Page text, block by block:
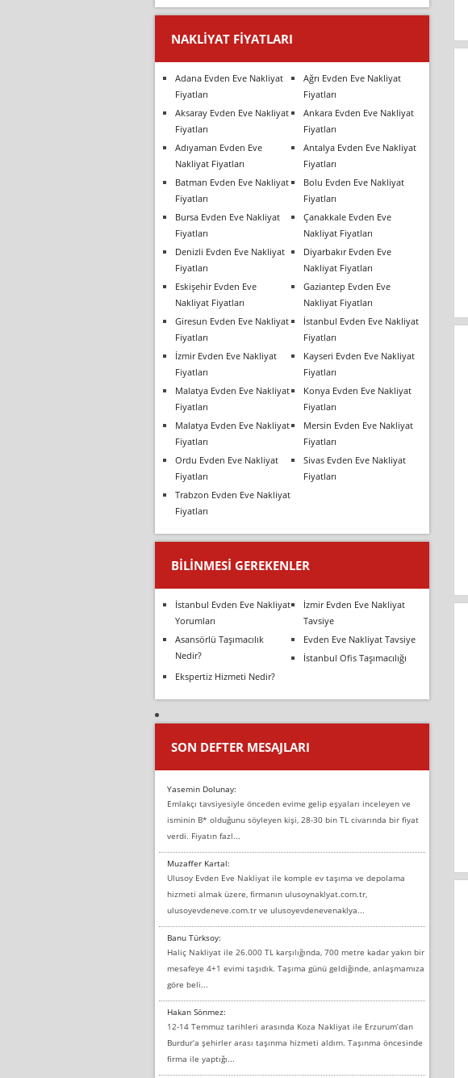
NAKLIYAT FIYATLARI
Adana Evden Eve Nakliyat
Fiyatları
Ağrı Evden Eve Nakliyat
Fiyatları
Aksaray Evden Eve Nakliyat
Fiyatları
Ankara Evden Eve Nakliyat
Fiyatları
Adıyaman Evden Eve
Nakliyat Fiyatları
Antalya Evden Eve Nakliyat
Fiyatları
Batman Evden Eve Nakliyat
Fiyatları
Bolu Evden Eve Nakliyat
Fiyatları
Bursa Evden Eve Nakliyat
Fiyatları
Çanakkale Evden Eve
Nakliyat Fiyatları
Denizli Evden Eve Nakliyat
Fiyatları
Diyarbakır Evden Eve
Nakliyat Fiyatları
Eskişehir Evden Eve
Nakliyat Fiyatları
Gaziantep Evden Eve
Nakliyat Fiyatları
Giresun Evden Eve Nakliyat
Fiyatları
İstanbul Evden Eve Nakliyat
Fiyatları
İzmir Evden Eve Nakliyat
Fiyatları
Kayseri Evden Eve Nakliyat
Fiyatları
Malatya Evden Eve Nakliyat
Fiyatları
Konya Evden Eve Nakliyat
Fiyatları
Malatya Evden Eve Nakliyat
Fiyatları
Mersin Evden Eve Nakliyat
Fiyatları
Ordu Evden Eve Nakliyat
Fiyatları
Sivas Evden Eve Nakliyat
Fiyatları
Trabzon Evden Eve Nakliyat
Fiyatları
BILINMESI GEREKENLER
İstanbul Evden Eve Nakliyat
Yorumları
İzmir Evden Eve Nakliyat
Tavsiye
Asansörlü Taşımacılık
Nedir?
Evden Eve Nakliyat Tavsiye
İstanbul Ofis Taşımacılığı
Ekspertiz Hizmeti Nedir?
SON DEFTER MESAJLARI
Yasemin Dolunay:
Emlakçı tavsiyesiyle önceden evime gelip eşyaları inceleyen ve
isminin B* olduğunu söyleyen kişi, 28-30 bin TL civarında bir fiyat
verdi. Fiyatın fazl...
Muzaffer Kartal:
Ulusoy Evden Eve Nakliyat ile komple ev taşıma ve depolama
hizmeti almak üzere, firmanın ulusoynaklyat.com.tr,
ulusoyevdeneve.com.tr ve ulusoyevdenevenaklya...
Banu Türksoy:
Haliç Nakliyat ile 26.000 TL karşılığında, 700 metre kadar yakın bir
mesafeye 4+1 evimi taşıdık. Taşıma günü geldiğinde, anlaşmamıza
göre beli...
Hakan Sönmez:
12-14 Temmuz tarihleri arasında Koza Nakliyat ile Erzurum’dan
Burdur’a şehirler arası taşınma hizmeti aldım. Taşınma öncesinde
firma ile yaptığı...